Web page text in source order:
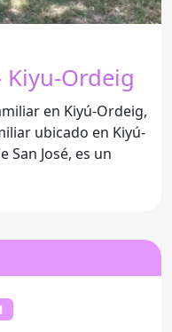
Ordeig
en Kiyú-Ordeig,
San José, es un